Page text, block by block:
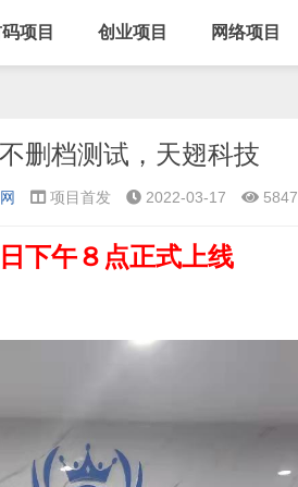
项目 创业项目 网络项目
删档测试，天翅科技
项目首发 2022-03-17 5847
下午８点正式上线